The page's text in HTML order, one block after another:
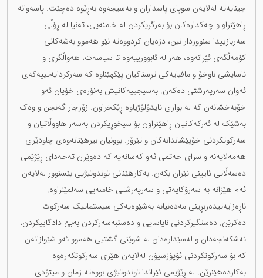
جینایەتە لەلایەن سوپای پاسداران و بەسیجەوە بەڕێوە دەچێت. پاسەوانە
ڕاهێنراو و چەکدارەکان بۆ بەرگریکردن لە خامنەیی، تەنیا لە ڕۆڵی
سەربازییدا سنووردار نین، دزەیان کردووەتە نێو هەموو بەشەکانی
کۆمەڵگەی ئێرانەوە، هەر لە ئابوورییەوە تا سیاسەت، هەواڵگری و
ئاسایشی ناوخۆ و مافیایەکی ترسناکیان پێکهێناوە کە سەرکردایەتییەکەی
ئەوان سەرپەرشتی دەکەن. بەسیجییەکانیش بەنۆرەی خۆیان ئەو
خۆبەخشانەن کە لە بواری ئایدۆلۆژیاوە ڕێکخراون. زۆرجار گەنجن و وەک
بەشێک لە ئەرکەکانیان ڕاهێنراون بۆ سیخوڕیکردن بەسەر هاووڵاتیان و
سەرکوتکردنی خۆپێشاندانەکان و تێرۆر. بوونیان بیرهێنانەوەی چاودێری
هەمەلایەنە و سزای حەتمی ئەو کەسانەیە کە دەوێرن تەحەدای ڕێژێمی
دەسەڵاتی ئایینی ئێران بکەن. بەکارهێنانی توندوتیژیی بێسنوور لەلایەن
ئەم هێزانە بە سەرۆکایەتی و سەرپەرشتی خامنەیی سەلمێنراوە.
ناڕەزایەتیدەربڕینی مەدەنیانە بەشێوەیەکی سیستماتیک سەرکوت
دەکرێن. دەستگیرکردنی نایاسایی و دەستبەسەرکردن بەبێ دادگاییکردن،
ئەشکەنجەدان و لەسێدارەدان لە شوێنی گشتیی هەموو ئەو شێوازانەن
کە بۆ سەرکوتکردنی ئۆپۆزسیۆن لەلایەن هێزی سەرکوتکەرەوە
بەکاردەهێنرێن. لە ڕێژیمی ئێراندا توندوتیژی بووەتە زمان و میتۆدی